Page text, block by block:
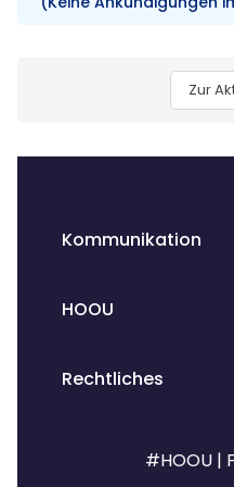
Zur
Kommunikation
HOOU
Rechtliches
#HOOU |